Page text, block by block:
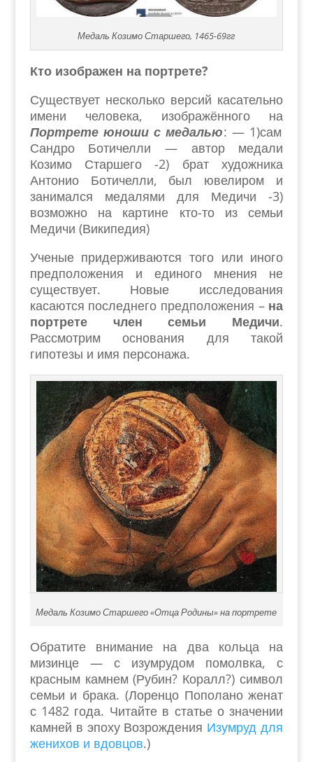
Медаль Козимо Старшего, 1465-69гг
Кто изображен на портрете?
Существует несколько версий касательно
имени человека, изображённого на
Портрете юноши с медалью: — 1)сам
Сандро Ботичелли — автор медали
Козимо Старшего -2) брат художника
Антонио Ботичелли, был ювелиром и
занимался медалями для Медичи -3)
возможно на картине кто-то из семьи
Медичи (Википедия)
Ученые придерживаются того или иного
предположения и единого мнения не
существует. Новые исследования
касаются последнего предположения – на
портрете член семьи Медичи.
Рассмотрим основания для такой
гипотезы и имя персонажа.
Медаль Козимо Старшего «Отца Родины» на портрете
Обратите внимание на два кольца на
мизинце — с изумрудом помолвка, с
красным камнем (Рубин? Коралл?) символ
семьи и брака. (Лоренцо Пополано женат
с 1482 года. Читайте в статье о значении
камней в эпоху Возрождения Изумруд для
женихов и вдовцов.)